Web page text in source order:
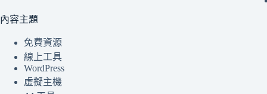
內容主題
免費資源
線上工具
WordPress
虛擬主機